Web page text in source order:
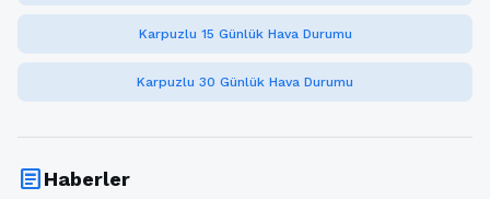
Karpuzlu 15 Günlük Hava Durumu
Karpuzlu 30 Günlük Hava Durumu
articleHaberler